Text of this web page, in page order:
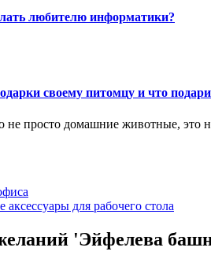
любителю информатики?
своему питомцу и что
просто домашние животные, это
для рабочего стола
'Эйфелева